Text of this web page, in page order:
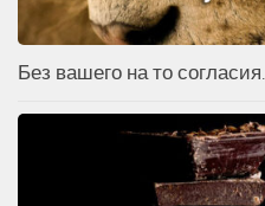
Без вашего на то согласия…